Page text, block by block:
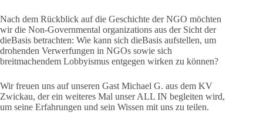
Nach dem Rückblick auf die Geschichte der NGO möchten
wir die Non-Governmental organizations aus der Sicht der
dieBasis betrachten: Wie kann sich dieBasis aufstellen, um
drohenden Verwerfungen in NGOs sowie sich
breitmachendem Lobbyismus entgegen wirken zu können?
Wir freuen uns auf unseren Gast Michael G. aus dem KV
Zwickau, der ein weiteres Mal unser ALL IN begleiten wird,
um seine Erfahrungen und sein Wissen mit uns zu teilen.